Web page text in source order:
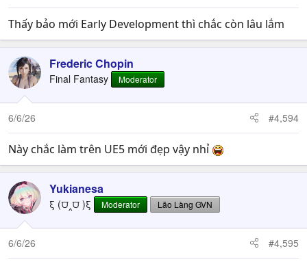
Thấy bảo mới Early Development thì chắc còn lâu lắm
Frederic Chopin
Final Fantasy Moderator
6/6/26 #4,594
Này chắc làm trên UE5 mới đẹp vậy nhỉ
Yukianesa
ξ (⩌‸⩌ )ξ Moderator Lão Làng GVN
6/6/26 #4,595